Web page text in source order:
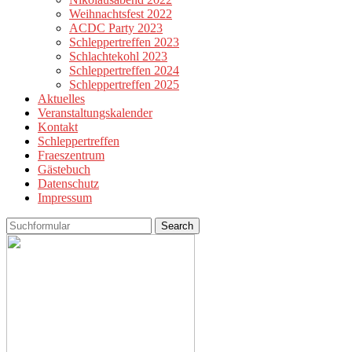
Weihnachtsfest 2022
ACDC Party 2023
Schleppertreffen 2023
Schlachtekohl 2023
Schleppertreffen 2024
Schleppertreffen 2025
Aktuelles
Veranstaltungskalender
Kontakt
Schleppertreffen
Fraeszentrum
Gästebuch
Datenschutz
Impressum
Search